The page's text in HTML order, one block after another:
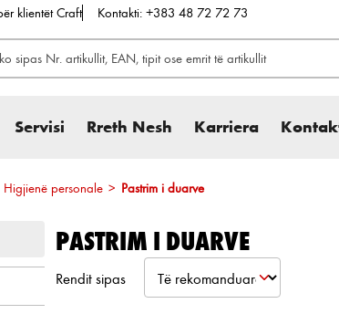
klientët Craft Kontakti: +383 48 72 72 73
Servisi Rreth Nesh Karriera
Higjienë personale > Pastrim i duarve
PASTRIM I DUARVE
Rendit sipas